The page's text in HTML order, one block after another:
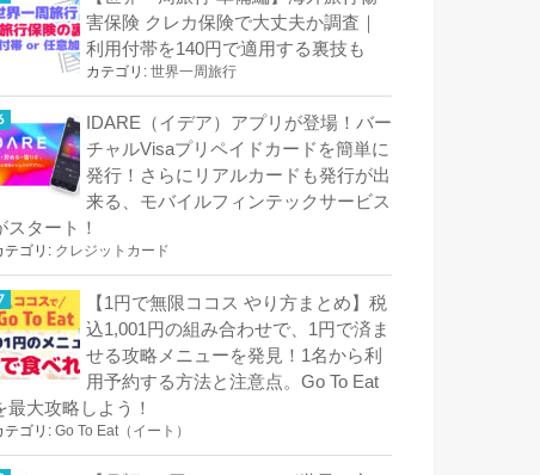
害保険 クレカ保険で大丈夫か調査｜
利用付帯を140円で適用する裏技も
カテゴリ: 世界一周旅行
IDARE（イデア）アプリが登場！バー
チャルVisaプリペイドカードを簡単に
発行！さらにリアルカードも発行が出
来る、モバイルフィンテックサービス
スタート！
テゴリ: クレジットカード
【1円で無限ココス やり方まとめ】税
込1,001円の組み合わせで、1円で済ま
せる攻略メニューを発見！1名から利
用予約する方法と注意点。Go To Eat
最大攻略しよう！
テゴリ: Go To Eat（イート）